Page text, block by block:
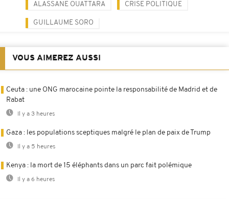
ALASSANE OUATTARA CRISE POLITIQUE
GUILLAUME SORO
VOUS AIMEREZ AUSSI
Ceuta : une ONG marocaine pointe la responsabilité de Madrid et de
Rabat
Il y a 3 heures
Gaza : les populations sceptiques malgré le plan de paix de Trump
Il y a 5 heures
Kenya : la mort de 15 éléphants dans un parc fait polémique
Il y a 6 heures